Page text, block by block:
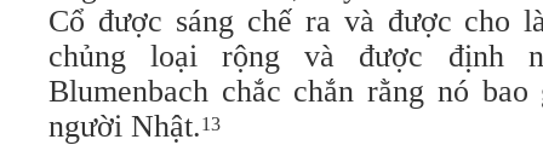
Cổ được sáng chế ra và được cho
chủng loại rộng và được định
Blumenbach chắc chắn rằng nó
người Nhật.13